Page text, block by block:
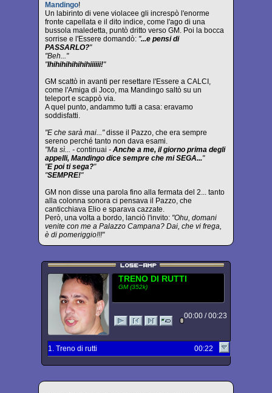
Mandingo!
Un labirinto di vene violacee gli increspò l'enorme
fronte capellata e il dito indice, come l'ago di una
bussola maledetta, puntò dritto verso GM. Poi la bocca
sorrise e l'Essere domandò: "...e pensi di
PASSARLO?"
"Beh..."
"Ihihihihihihihiiiiii!"
GM scattò in avanti per resettare l'Essere a CALCI,
come l'Amiga di Joco, ma Mandingo saltò su un
teleport e scappò via.
A quel punto, andammo tutti a casa: eravamo
soddisfatti.
"E che sarà mai..."disse il Pazzo, che era sempre
sereno perché tanto non dava esami.
"Ma sì... - continuai - Anche a me, il giorno prima degli
appelli, Mandingo dice sempre che mi SEGA..."
"E poi ti sega?"
"SEMPRE!"
GM non disse una parola fino alla fermata del 2... tanto
alla colonna sonora ci pensava il Pazzo, che
canticchiava Elio e sparava cazzate.
Però, una volta a bordo, lanciò l'invito: "Ohu, domani
venite con me a Palazzo Campana? Dai, che vi frega,
è di pomeriggio!!!"
TRENO DI RUTTI
GM (352k)
00:00 / 00:23
1. Treno di rutti 00:22